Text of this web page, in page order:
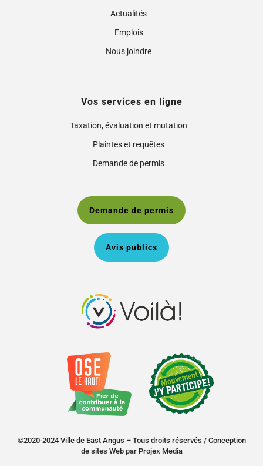
Actualités
Emplois
Nous joindre
Vos services en ligne
Taxation, évaluation et mutation
Plaintes et requêtes
Demande de permis
Demande de permis
Avis publics
©2020-2024 Ville de East Angus – Tous droits réservés / Conception
de sites Webpar Projex Media